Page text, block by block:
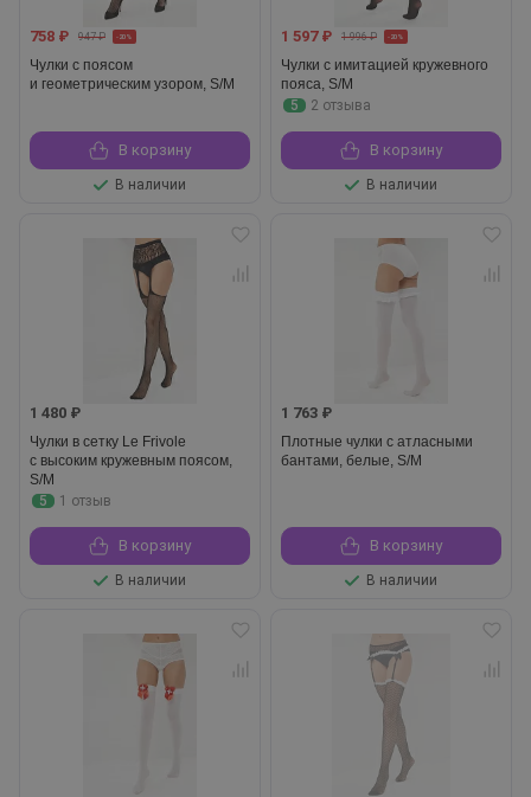
758 ₽ 947 ₽ -20%
Чулки с поясом
и геометрическим узором, S/M
В корзину
В наличии
1 597 ₽ 1 996 ₽ -20%
Чулки с имитацией кружевного
пояса, S/M
5
2 отзыва
В корзину
В наличии
1 480 ₽
Чулки в сетку Le Frivole
с высоким кружевным поясом,
S/M
5
1 отзыв
В корзину
В наличии
1 763 ₽
Плотные чулки с атласными
бантами, белые, S/M
В корзину
В наличии